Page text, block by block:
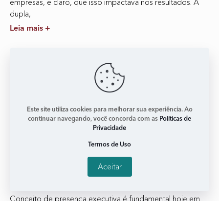
empresas, e claro, que isso impactava nos resultados. A
dupla,
Leia mais +
‘Além de ser boas, temos que parecer boas’
Conceito de presença executiva é fundamental hoje em
Este site utiliza cookies para melhorar sua experiência. Ao
continuar navegando, você concorda com as Políticas de
Privacidade
Termos de Uso
Aceitar